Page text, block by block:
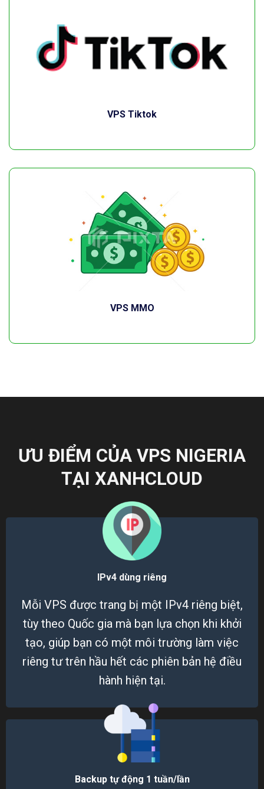
VPS Tiktok
VPS MMO
ƯU ĐIỂM CỦA VPS NIGERIA
TẠI XANHCLOUD
IPv4 dùng riêng
Mỗi VPS được trang bị một IPv4 riêng biệt,
tùy theo Quốc gia mà bạn lựa chọn khi khởi
tạo, giúp bạn có một môi trường làm việc
riêng tư trên hầu hết các phiên bản hệ điều
hành hiện tại.
Backup tự động 1 tuần/lần